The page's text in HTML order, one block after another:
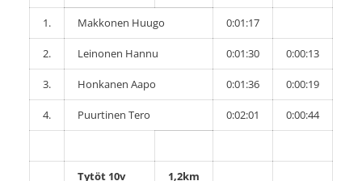
1. Makkonen Huugo 0:01:17
2. Leinonen Hannu 0:01:30 0:00:13
3. Honkanen Aapo 0:01:36 0:00:19
4. Puurtinen Tero 0:02:01 0:00:44
Tytöt 10v 1,2km